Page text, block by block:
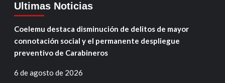
Ultimas Noticias
Coelemu destaca disminución de delitos de mayor
connotación social y el permanente despliegue
preventivo de Carabineros
6 de agosto de 2026